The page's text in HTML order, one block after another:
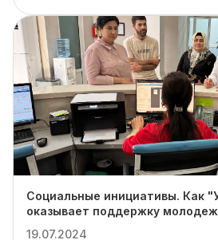
Социальные инициативы. Как
оказывает поддержку
19.07.2024